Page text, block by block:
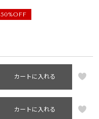
50%OFF
カートに入れる
カートに入れる